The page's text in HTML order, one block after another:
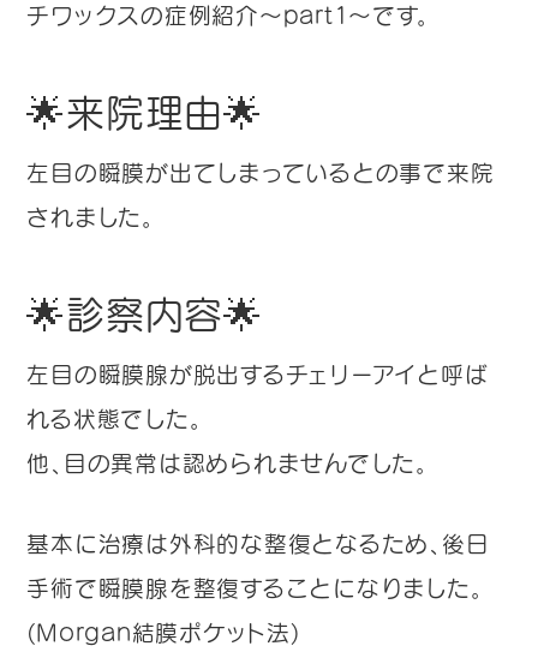
チワックスの症例紹介～part1～です。
🌟来院理由🌟
左目の瞬膜が出てしまっているとの事で来院
されました。
🌟診察内容🌟
左目の瞬膜腺が脱出するチェリーアイと呼ば
れる状態でした。
他、目の異常は認められませんでした。
基本に治療は外科的な整復となるため、後日
手術で瞬膜腺を整復することになりました。
(Morgan結膜ポケット法)